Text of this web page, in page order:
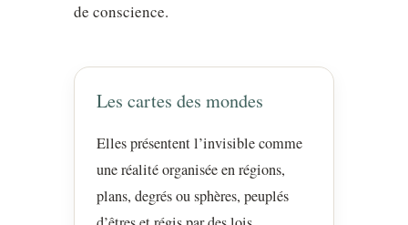
de conscience.
Les cartes des mondes
Elles présentent l’invisible comme
une réalité organisée en régions,
plans, degrés ou sphères, peuplés